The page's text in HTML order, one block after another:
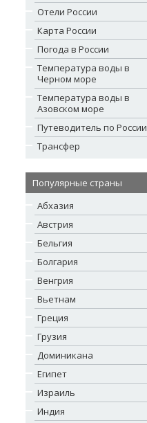
Отели России
Карта России
Погода в России
Температура воды в
Черном море
Температура воды в
Азовском море
Путеводитель по России
Трансфер
Популярные страны
Абхазия
Австрия
Бельгия
Болгария
Венгрия
Вьетнам
Греция
Грузия
Доминикана
Египет
Израиль
Индия